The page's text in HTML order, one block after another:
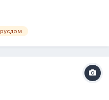
levorato/
русдом